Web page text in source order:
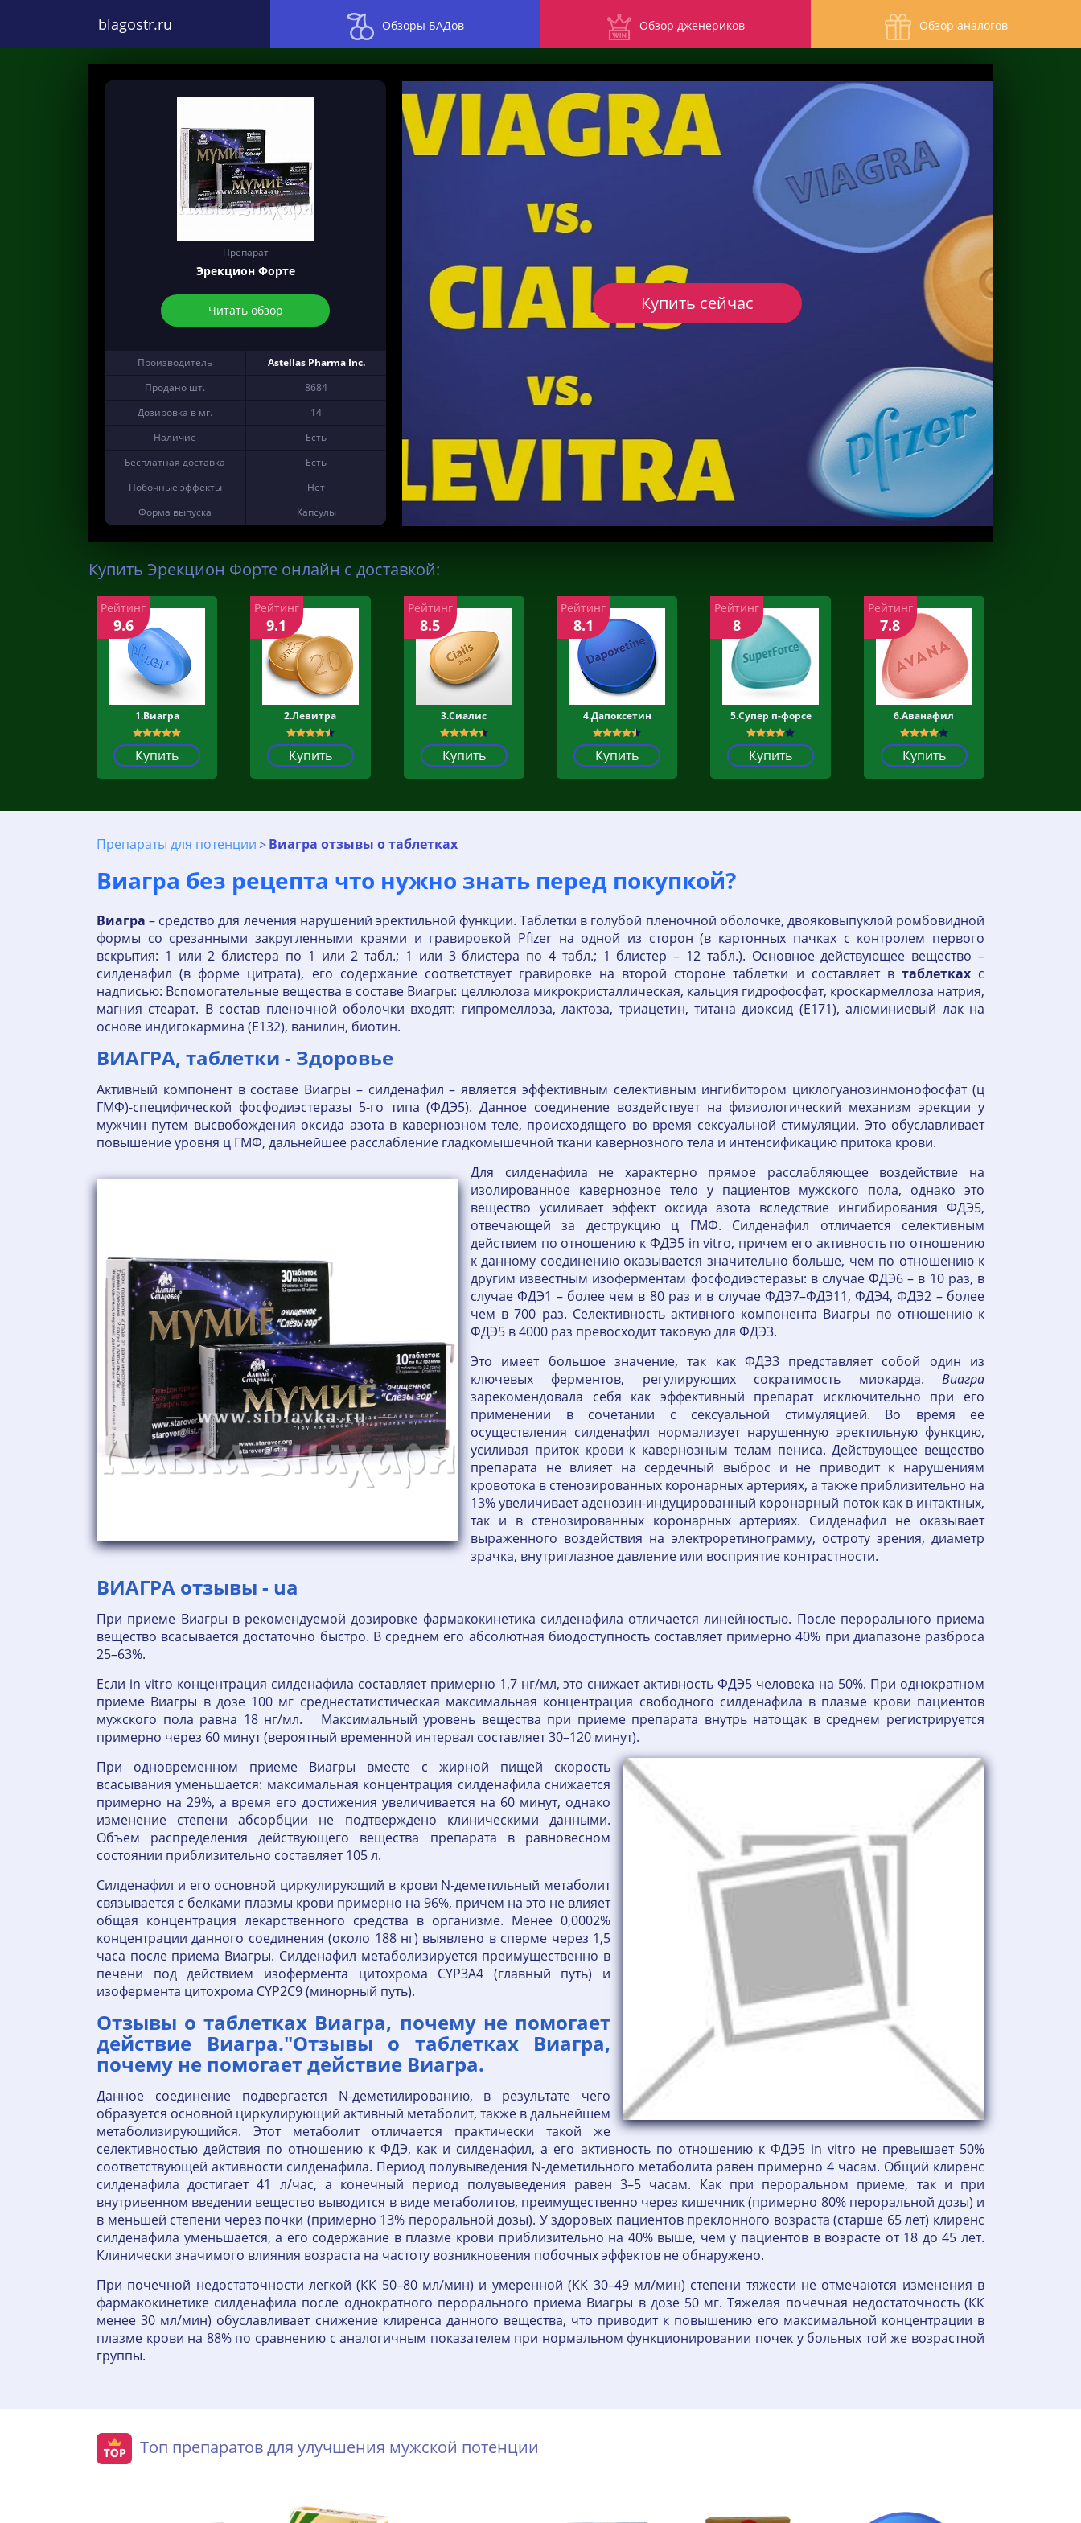
blagostr.ru Обзоры БАДов Обзор дженериков Обзор аналогов
Препарат
Эрекцион Форте
Читать обзор
Производитель
Astellas Pharma Inc.
Продано шт.
8684
Дозировка в мг.
14
Наличие
Есть
Бесплатная доставка
Есть
Побочные эффекты
Нет
Форма выпуска
Капсулы
Купить сейчас
Купить Эрекцион Форте онлайн с доставкой:
1.Виагра
Купить
Рейтинг
9.6
2.Левитра
Купить
Рейтинг
9.1
3.Сиалис
Купить
Рейтинг
8.5
4.Дапоксетин
Купить
Рейтинг
8.1
5.Супер п-форсе
Купить
Рейтинг
8
6.Аванафил
Купить
Рейтинг
7.8
Препараты для потенции Виагра отзывы о таблетках
Виагра без рецепта что нужно знать перед покупкой?
Виагра – средство для лечения нарушений эректильной функции. Таблетки в голубой пленочной оболочке, двояковыпуклой ромбовидной
формы со срезанными закругленными краями и гравировкой Pfizer на одной из сторон (в картонных пачках с контролем первого
вскрытия: 1 или 2 блистера по 1 или 2 табл.; 1 или 3 блистера по 4 табл.; 1 блистер – 12 табл.). Основное действующее вещество –
силденафил (в форме цитрата), его содержание соответствует гравировке на второй стороне таблетки и составляет в таблеткахс
надписью: Вспомогательные вещества в составе Виагры: целлюлоза микрокристаллическая, кальция гидрофосфат, кроскармеллоза натрия,
магния стеарат. В состав пленочной оболочки входят: гипромеллоза, лактоза, триацетин, титана диоксид (Е171), алюминиевый лак на
основе индигокармина (Е132), ванилин, биотин.
ВИАГРА, таблетки - Здоровье
Активный компонент в составе Виагры – силденафил – является эффективным селективным ингибитором циклогуанозинмонофосфат (ц
ГМФ)-специфической фосфодиэстеразы 5-го типа (ФДЭ5). Данное соединение воздействует на физиологический механизм эрекции у
мужчин путем высвобождения оксида азота в кавернозном теле, происходящего во время сексуальной стимуляции. Это обуславливает
повышение уровня ц ГМФ, дальнейшее расслабление гладкомышечной ткани кавернозного тела и интенсификацию притока крови.
Для силденафила не характерно прямое расслабляющее воздействие на
изолированное кавернозное тело у пациентов мужского пола, однако это
вещество усиливает эффект оксида азота вследствие ингибирования ФДЭ5,
отвечающей за деструкцию ц ГМФ. Силденафил отличается селективным
действием по отношению к ФДЭ5 in vitro, причем его активность по отношению
к данному соединению оказывается значительно больше, чем по отношению к
другим известным изоферментам фосфодиэстеразы: в случае ФДЭ6 – в 10 раз, в
случае ФДЭ1 – более чем в 80 раз и в случае ФДЭ7–ФДЭ11, ФДЭ4, ФДЭ2 – более
чем в 700 раз. Селективность активного компонента Виагры по отношению к
ФДЭ5 в 4000 раз превосходит таковую для ФДЭ3.
Это имеет большое значение, так как ФДЭ3 представляет собой один из
ключевых ферментов, регулирующих сократимость миокарда. Виагра
зарекомендовала себя как эффективный препарат исключительно при его
применении в сочетании с сексуальной стимуляцией. Во время ее
осуществления силденафил нормализует нарушенную эректильную функцию,
усиливая приток крови к кавернозным телам пениса. Действующее вещество
препарата не влияет на сердечный выброс и не приводит к нарушениям
кровотока в стенозированных коронарных артериях, а также приблизительно на
13% увеличивает аденозин-индуцированный коронарный поток как в интактных,
так и в стенозированных коронарных артериях. Силденафил не оказывает
выраженного воздействия на электроретинограмму, остроту зрения, диаметр
зрачка, внутриглазное давление или восприятие контрастности.
ВИАГРА отзывы - ua
При приеме Виагры в рекомендуемой дозировке фармакокинетика силденафила отличается линейностью. После перорального приема
вещество всасывается достаточно быстро. В среднем его абсолютная биодоступность составляет примерно 40% при диапазоне разброса
25–63%.
Если in vitro концентрация силденафила составляет примерно 1,7 нг/мл, это снижает активность ФДЭ5 человека на 50%. При однократном
приеме Виагры в дозе 100 мг среднестатистическая максимальная концентрация свободного силденафила в плазме крови пациентов
мужского пола равна 18 нг/мл. Максимальный уровень вещества при приеме препарата внутрь натощак в среднем регистрируется
примерно через 60 минут (вероятный временной интервал составляет 30–120 минут).
При одновременном приеме Виагры вместе с жирной пищей скорость
всасывания уменьшается: максимальная концентрация силденафила снижается
примерно на 29%, а время его достижения увеличивается на 60 минут, однако
изменение степени абсорбции не подтверждено клиническими данными.
Объем распределения действующего вещества препарата в равновесном
состоянии приблизительно составляет 105 л.
Силденафил и его основной циркулирующий в крови N-деметильный метаболит
связывается с белками плазмы крови примерно на 96%, причем на это не влияет
общая концентрация лекарственного средства в организме. Менее 0,0002%
концентрации данного соединения (около 188 нг) выявлено в сперме через 1,5
часа после приема Виагры. Силденафил метаболизируется преимущественно в
печени под действием изофермента цитохрома CYP3A4 (главный путь) и
изофермента цитохрома CYP2C9 (минорный путь).
Отзывы о таблетках Виагра, почему не помогает
действие Виагра."Отзывы о таблетках Виагра,
почему не помогает действие Виагра.
Данное соединение подвергается N-деметилированию, в результате чего
образуется основной циркулирующий активный метаболит, также в дальнейшем
метаболизирующийся. Этот метаболит отличается практически такой же
селективностью действия по отношению к ФДЭ, как и силденафил, а его активность по отношению к ФДЭ5 in vitro не превышает 50%
соответствующей активности силденафила. Период полувыведения N-деметильного метаболита равен примерно 4 часам. Общий клиренс
силденафила достигает 41 л/час, а конечный период полувыведения равен 3–5 часам. Как при пероральном приеме, так и при
внутривенном введении вещество выводится в виде метаболитов, преимущественно через кишечник (примерно 80% пероральной дозы) и
в меньшей степени через почки (примерно 13% пероральной дозы). У здоровых пациентов преклонного возраста (старше 65 лет) клиренс
силденафила уменьшается, а его содержание в плазме крови приблизительно на 40% выше, чем у пациентов в возрасте от 18 до 45 лет.
Клинически значимого влияния возраста на частоту возникновения побочных эффектов не обнаружено.
При почечной недостаточности легкой (КК 50–80 мл/мин) и умеренной (КК 30–49 мл/мин) степени тяжести не отмечаются изменения в
фармакокинетике силденафила после однократного перорального приема Виагры в дозе 50 мг. Тяжелая почечная недостаточность (КК
менее 30 мл/мин) обуславливает снижение клиренса данного вещества, что приводит к повышению его максимальной концентрации в
плазме крови на 88% по сравнению с аналогичным показателем при нормальном функционировании почек у больных той же возрастной
группы.
Топ препаратов для улучшения мужской потенции